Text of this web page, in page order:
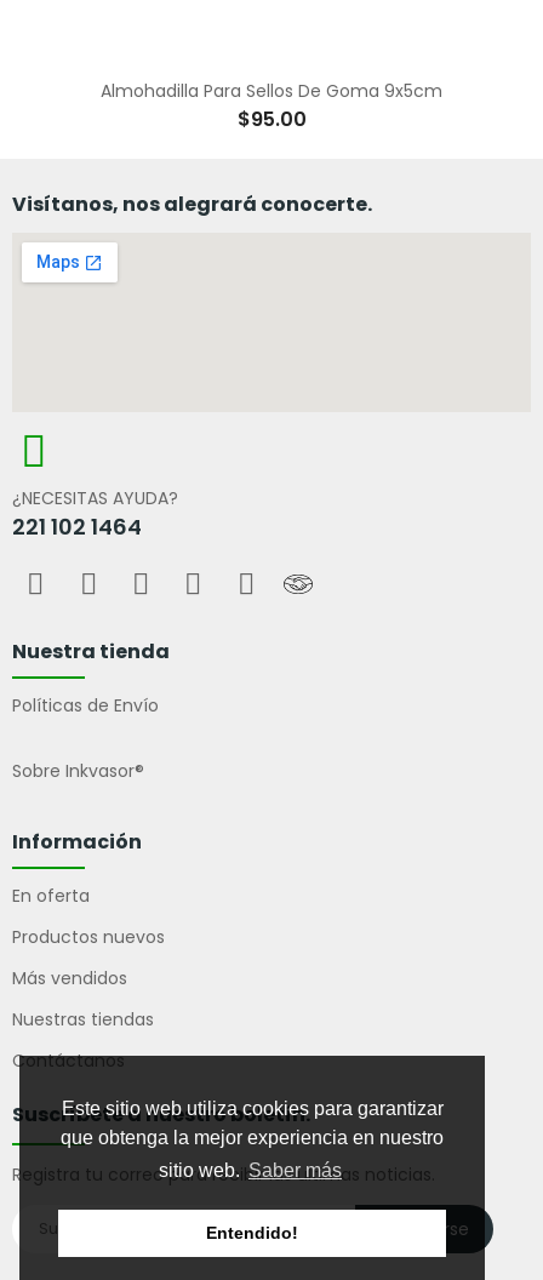
Este sitio web utiliza cookies para garantizar
que obtenga la mejor experiencia en nuestro
sitio web. Saber más
Entendido!
Almohadilla Para Sellos De Goma 9x5cm
$95.00
Visítanos, nos alegrará conocerte.
¿NECESITAS AYUDA?
221 102 1464
Nuestra tienda
Políticas de Envío
Sobre Inkvasor®
Información
En oferta
Productos nuevos
Más vendidos
Nuestras tiendas
Contáctanos
Suscríbete a nuestro boletín.
Registra tu correo para recibir las ultimas noticias.
Suscribirse